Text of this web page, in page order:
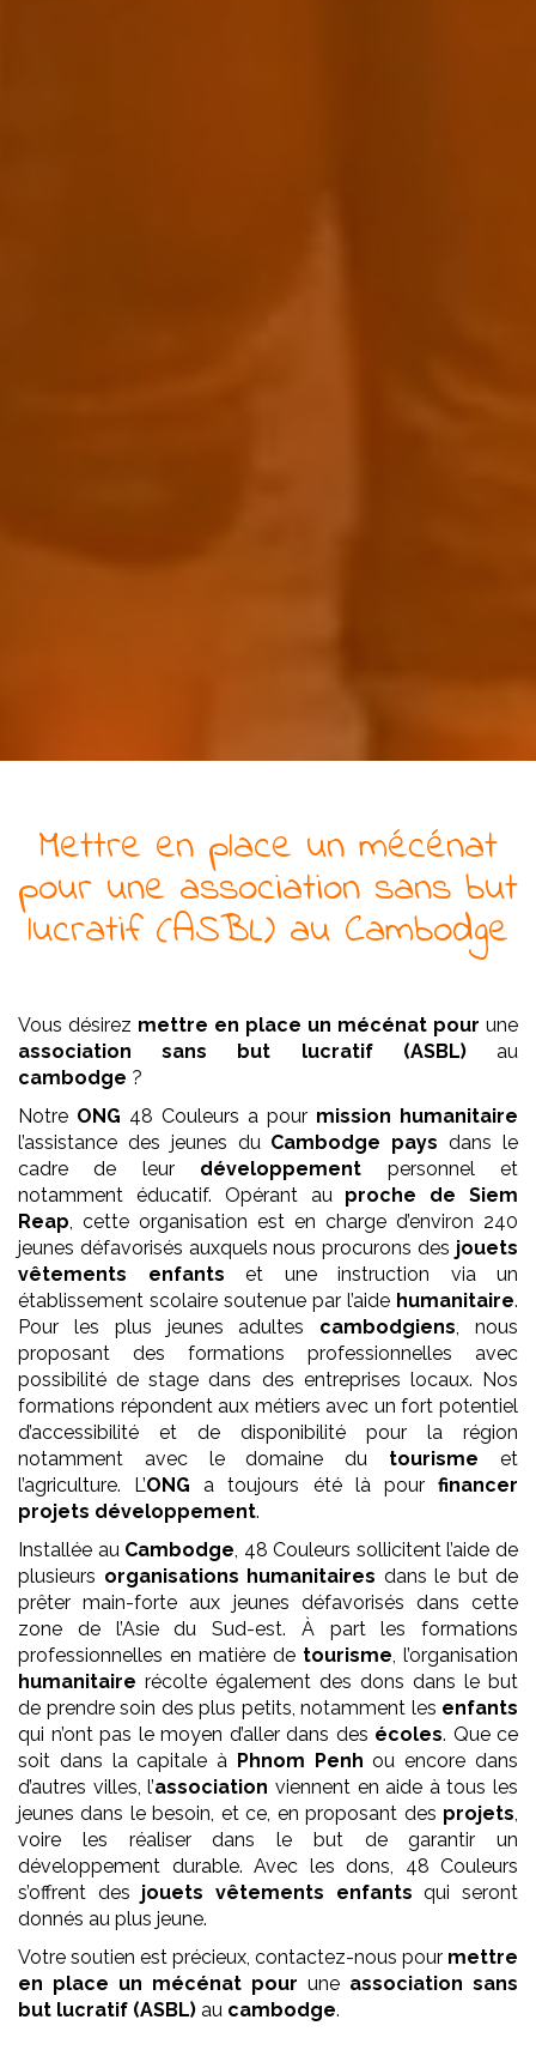
Mettre en place un mécénat
pour une association sans but
lucratif (ASBL) au Cambodge
Vous désirez mettre en place un mécénat pour une
association
sans but lucratif (ASBL)au
cambodge ?
Notre ONG 48 Couleurs a pour mission humanitaire
l’assistance des jeunes du Cambodge pays dans le
cadre de leur développement personnel et
notamment éducatif. Opérant au proche de Siem
Reap, cette organisation est en charge d’environ 240
jeunes défavorisés auxquels nous procurons des jouets
vêtements enfants et une instruction via un
établissement scolaire soutenue par l’aide humanitaire.
Pour les plus jeunes adultes cambodgiens, nous
proposant des formations professionnelles avec
possibilité de stage dans des entreprises locaux. Nos
formations répondent aux métiers avec un fort potentiel
d’accessibilité et de disponibilité pour la région
notamment avec le domaine du tourisme et
l’agriculture. L’ONG a toujours été là pourfinancer
projets développement.
Installée au Cambodge, 48 Couleurs sollicitent l’aide de
plusieurs organisations humanitaires dans le but de
prêter main-forte aux jeunes défavorisés dans cette
zone de l’Asie du Sud-est. À part les formations
professionnelles en matière de tourisme, l’organisation
humanitaire récolte également des dons dans le but
de prendre soin des plus petits, notamment les enfants
qui n’ont pas le moyen d’aller dans des écoles. Que ce
soit dans la capitale à Phnom Penh ou encore dans
d’autres villes, l’association viennent en aide à tous les
jeunes dans le besoin, et ce, en proposant des projets,
voire les réaliser dans le but de garantir un
développement durable. Avec les dons, 48 Couleurs
s’offrent des jouets vêtements enfants qui seront
donnés au plus jeune.
Votre soutien est précieux, contactez-nous pour mettre
en place un mécénat pour une association sans
but lucratif (ASBL) au cambodge.